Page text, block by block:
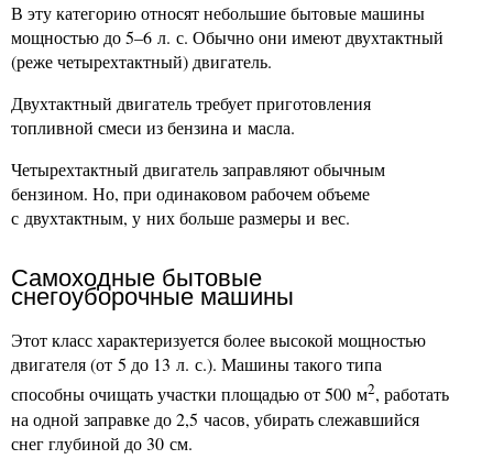
В эту категорию относят небольшие бытовые машины
мощностью до 5–6 л. с. Обычно они имеют двухтактный
(реже четырехтактный) двигатель.
Двухтактный двигатель требует приготовления
топливной смеси из бензина и масла.
Четырехтактный двигатель заправляют обычным
бензином. Но, при одинаковом рабочем объеме
с двухтактным, у них больше размеры и вес.
Самоходные бытовые
снегоуборочные машины
Этот класс характеризуется более высокой мощностью
двигателя (от 5 до 13 л. с.). Машины такого типа
способны очищать участки площадью от 500 м2, работать
на одной заправке до 2,5 часов, убирать слежавшийся
снег глубиной до 30 см.